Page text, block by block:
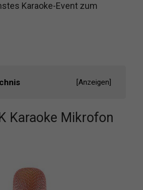
Karaoke-Event zum
[Anzeigen]
Karaoke Mikrofon